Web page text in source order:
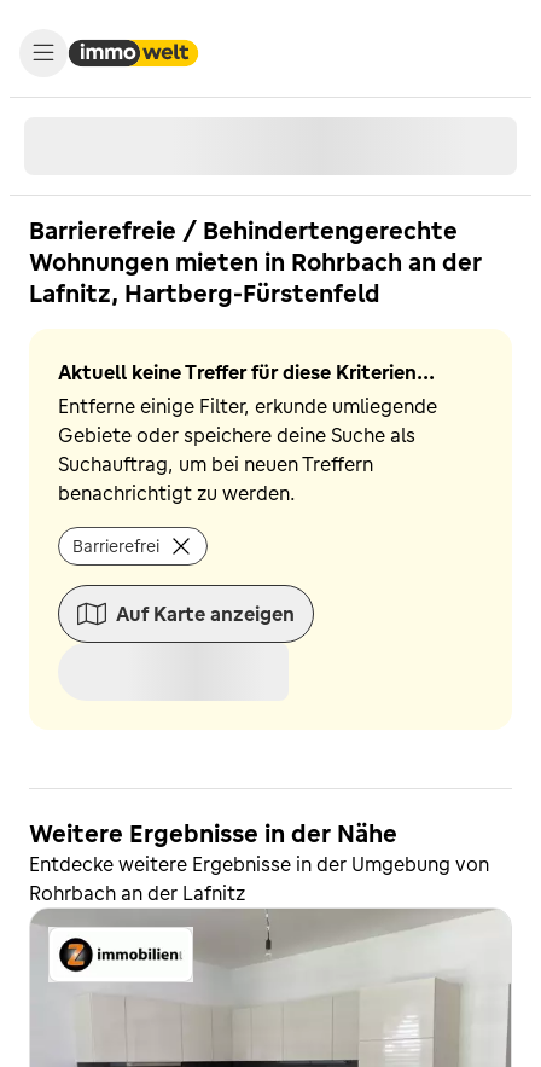
Barrierefreie / Behindertengerechte
Wohnungen mieten in Rohrbach an der
Lafnitz, Hartberg-Fürstenfeld
Aktuell keine Treffer für diese Kriterien...
Entferne einige Filter, erkunde umliegende
Gebiete oder speichere deine Suche als
Suchauftrag, um bei neuen Treffern
benachrichtigt zu werden.
Barrierefrei
Auf Karte anzeigen
Weitere Ergebnisse in der Nähe
Entdecke weitere Ergebnisse in der Umgebung von
Rohrbach an der Lafnitz